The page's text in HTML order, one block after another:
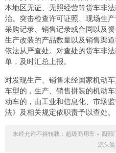
本地区无证、无照经营等货车非
治。突击检查许可证照、现场生
采购记录、销售记录或合同以及
生产改装的产品数量以及销售渠
依法从严查处。对查处的货车非
单，及时汇总上报。
对发现生产、销售未经国家机动
车型的，生产、销售拼装的机动
动车的，由工业和信息化、市场
法》及相关规定依职责予以查处。
未经允许不得转载： 超级商用车» 四部
源头